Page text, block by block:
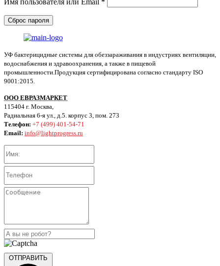
Сброс пароля
УФ бактерицидные системы для обеззараживания в индустриях вентиляции,
водоснабжения и здравоохранения, а также в пищевой
промышленности.Продукция сертифицирована согласно стандарту ISO
9001:2015.
ООО ЕВРАЗМАРКЕТ
115404 г. Москва,
Радиальная 6-я ул., д.5. корпус 3, пом. 273
Телефон: +7 (499) 401-54-71
Email: info@lightprogress.ru
ОТПРАВИТЬ